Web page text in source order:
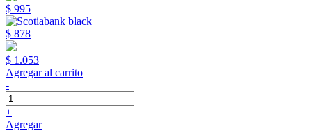
$ 995
$ 878
$ 1.053
Agregar al carrito
-
+
Agregar